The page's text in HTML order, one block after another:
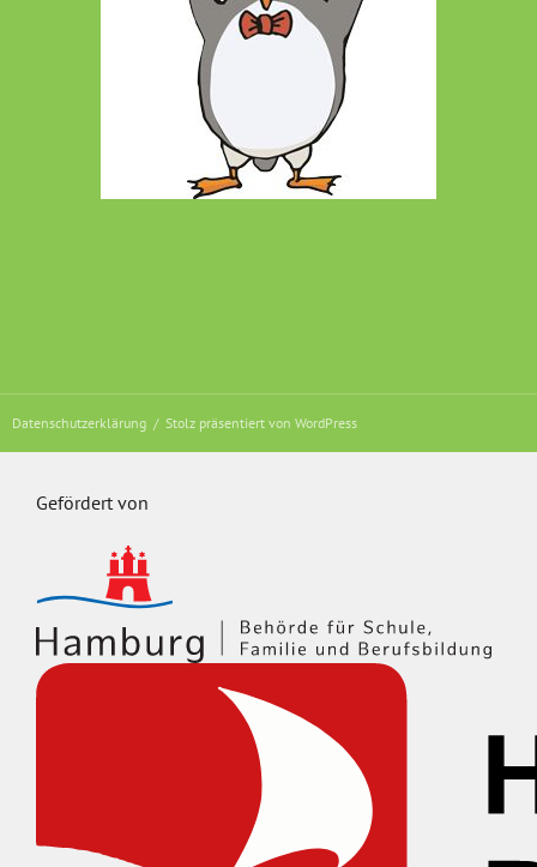
Datenschutzerklärung Stolz präsentiert von WordPress
Gefördert von